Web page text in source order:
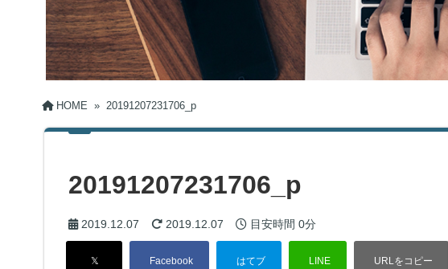
HOME » 20191207231706_p
20191207231706_p
2019.12.07 2019.12.07 目安時間 0分